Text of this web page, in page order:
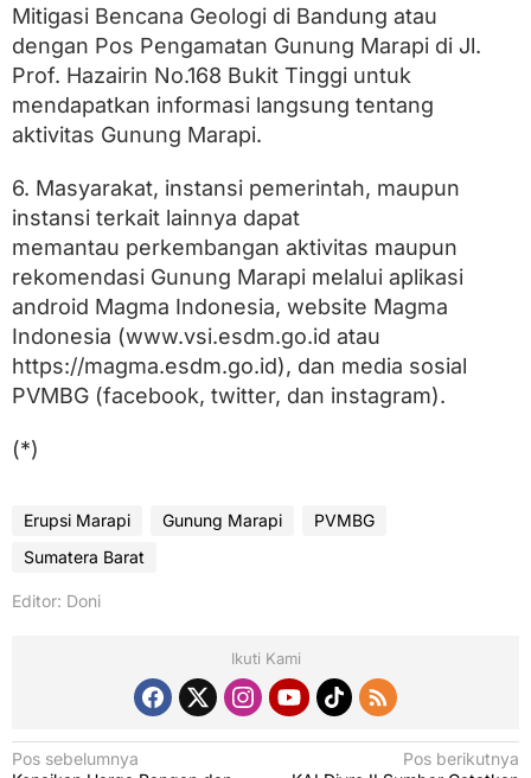
Mitigasi Bencana Geologi di Bandung atau
dengan Pos Pengamatan Gunung Marapi di Jl.
Prof. Hazairin No.168 Bukit Tinggi untuk
mendapatkan informasi langsung tentang
aktivitas Gunung Marapi.
6. Masyarakat, instansi pemerintah, maupun
instansi terkait lainnya dapat
memantau perkembangan aktivitas maupun
rekomendasi Gunung Marapi melalui aplikasi
android Magma Indonesia, website Magma
Indonesia (www.vsi.esdm.go.id atau
https://magma.esdm.go.id), dan media sosial
PVMBG (facebook, twitter, dan instagram).
(*)
Erupsi Marapi Gunung Marapi
PVMBG
Sumatera Barat
Editor: Doni
Ikuti Kami
N
Pos sebelumnya
Pos berikutnya